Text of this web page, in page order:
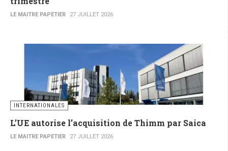
LE MAITRE PAPETIER 27 JUILLET 2026
INTERNATIONALES
L’UE autorise l’acquisition de Thimm par Saica
LE MAITRE PAPETIER 27 JUILLET 2026